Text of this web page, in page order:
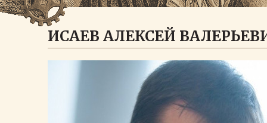
ИСАЕВ АЛЕКСЕЙ